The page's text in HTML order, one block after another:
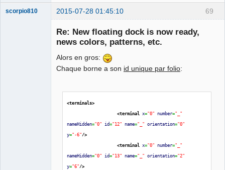
69
scorpio810 2015-07-28 01:45:10
Re: New floating dock is now ready,
news colors, patterns, etc.
Alors en gros:
Chaque borne a son id unique par folio:
<terminals>
<terminal x="0" number="_"
nameHidden="0" id="12" name="_" orientation="0"
y="-6"/>
<terminal x="0" number="_"
nameHidden="0" id="13" name="_" orientation="2"
y="6"/>